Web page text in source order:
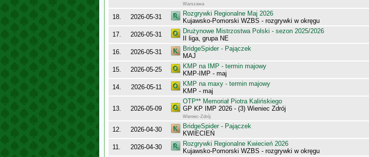
Warszawa
18. 2026-05-31
Rozgrywki Regionalne Maj 2026
Kujawsko-Pomorski WZBS - rozgrywki w okręgu
17. 2026-05-31
Drużynowe Mistrzostwa Polski - sezon 2025/2026
II liga, grupa NE
16. 2026-05-31
BridgeSpider - Pajączek
MAJ
15. 2026-05-25
KMP na IMP - termin majowy
KMP-IMP - maj
14. 2026-05-11
KMP na maxy - termin majowy
KMP - maj
13. 2026-05-09
OTP** Memoriał Piotra Kalińskiego
GP KP IMP 2026 - (3) Wieniec Zdrój
Wieniec-Zdrój
12. 2026-04-30
BridgeSpider - Pajączek
KWIECIEŃ
11. 2026-04-30
Rozgrywki Regionalne Kwiecień 2026
Kujawsko-Pomorski WZBS - rozgrywki w okręgu